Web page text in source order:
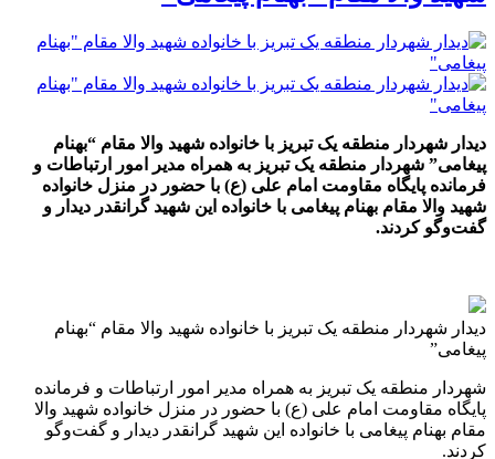
️دیدار شهردار منطقه یک تبریز با خانواده شهید والا مقام “بهنام
پیغامی” شهردار منطقه یک تبریز به همراه مدیر امور ارتباطات و
فرمانده پایگاه مقاومت امام علی (ع) با حضور در منزل خانواده
شهید والا مقام بهنام پیغامی با خانواده این شهید گرانقدر دیدار و
گفت‌وگو کردند.
️دیدار شهردار منطقه یک تبریز با خانواده شهید والا مقام “بهنام
پیغامی”
شهردار منطقه یک تبریز به همراه مدیر امور ارتباطات و فرمانده
پایگاه مقاومت امام علی (ع) با حضور در منزل خانواده شهید والا
مقام بهنام پیغامی با خانواده این شهید گرانقدر دیدار و گفت‌وگو
کردند.